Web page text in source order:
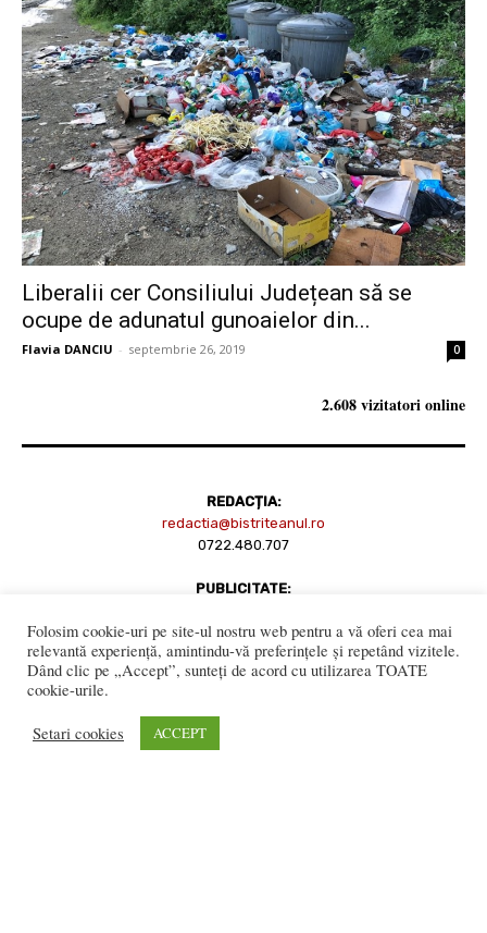
Liberalii cer Consiliului Județean să se
ocupe de adunatul gunoaielor din...
Flavia DANCIU - septembrie 26, 2019 0
2.608 vizitatori online
REDACȚIA:
redactia@bistriteanul.ro
0722.480.707
PUBLICITATE:
JURIDIC:
Folosim cookie-uri pe site-ul nostru web pentru a vă oferi cea mai
relevantă experiență, amintindu-vă preferințele și repetând vizitele.
Dând clic pe „Accept”, sunteți de acord cu utilizarea TOATE
cookie-urile.
Setari cookies ACCEPT